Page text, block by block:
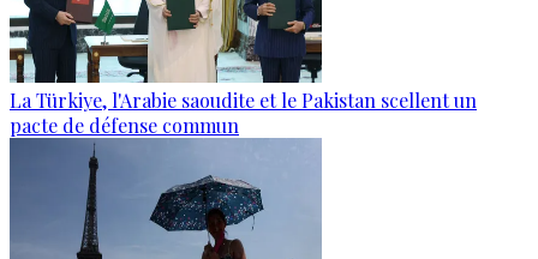
La Türkiye, l'Arabie saoudite et le Pakistan scellent un
pacte de défense commun